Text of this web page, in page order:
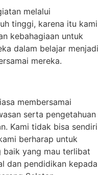
melalui
tinggi, karena itu kami
kebahagiaan untuk
dalam belajar menjadi
mereka.
membersamai
serta pengetahuan
Kami tidak bisa sendiri
berharap untuk
baik yang mau terlibat
dan pendidikan kepada